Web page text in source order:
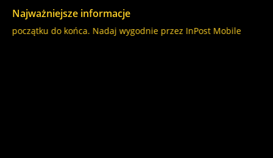
Najważniejsze informacje
do końca. Nadaj wygodnie przez InPost Mobile